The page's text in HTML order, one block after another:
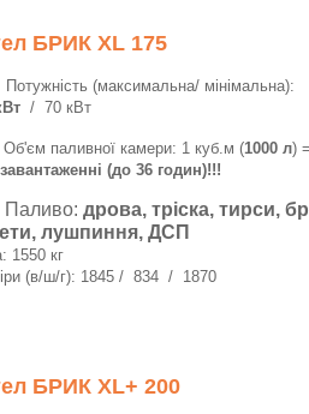
БРИК XL 175
(максимальна/ мінімальна):
/ 70 кВт
паливної камери: 1 куб.м (1000 л) =
(до 36 годин)!!!
Паливо: дрова, тріска, тирси,
лушпиння, ДСП
1550 кг
(в/ш/г): 1845 / 834 / 1870
БРИК XL+ 200